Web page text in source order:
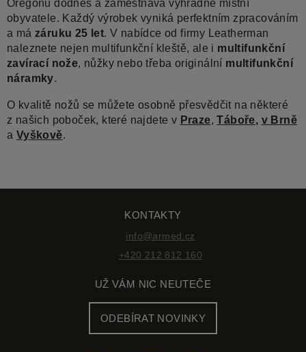
Oregonu dodnes a zaměstnává výhradně místní
obyvatele. Každý výrobek vyniká perfektním zpracováním
a má záruku 25 let. V nabídce od firmy Leatherman
naleznete nejen multifunkční kleště, ale i multifunkční
zavírací nože, nůžky nebo třeba originální multifunkční
náramky.
O kvalitě nožů se můžete osobně přesvědčit na některé
z našich poboček, které najdete v Praze,Táboře, v Brně
a Vyškově.
KONTAKTY
info@armed.cz
+420 212 812 160
UŽ VÁM NIC NEUTEČE
ODEBÍRAT NOVINKY